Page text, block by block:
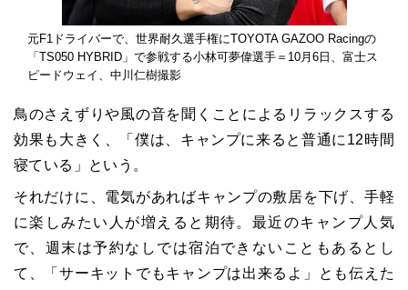
元F1ドライバーで、世界耐久選手権にTOYOTA GAZOO Racingの
「TS050 HYBRID」で参戦する小林可夢偉選手＝10月6日、富士ス
ピードウェイ、中川仁樹撮影
鳥のさえずりや風の音を聞くことによるリラックスする
効果も大きく、「僕は、キャンプに来ると普通に12時間
寝ている」という。
それだけに、電気があればキャンプの敷居を下げ、手軽
に楽しみたい人が増えると期待。最近のキャンプ人気
で、週末は予約なしでは宿泊できないこともあるとし
て、「サーキットでもキャンプは出来るよ」とも伝えた